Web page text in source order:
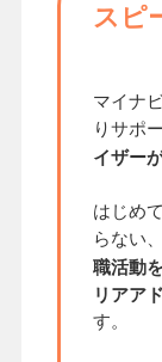
スピ
マイナ
りサポ
イザー
はじめ
らない
職活動
リアア
す。